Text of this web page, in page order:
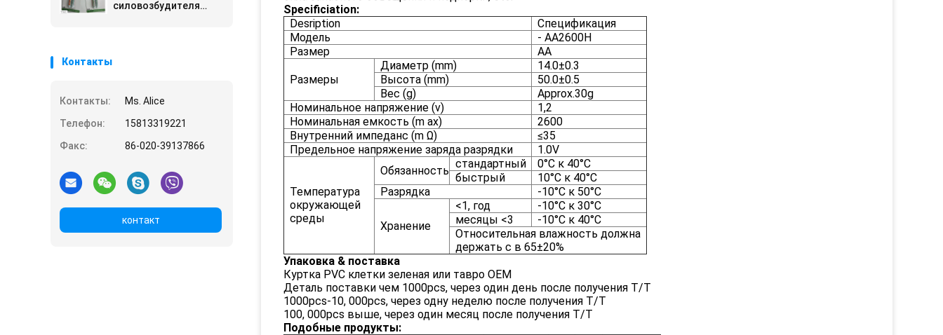
силовозбудителя
Контакты
Контакты:
Ms. Alice
Телефон:
15813319221
Факс:
86-020-39137866
контакт
Specificiation:
Desription
Спецификация
Модель
- AA2600H
Размер
AA
Размеры
Диаметр (mm)
14.0±0.3
Высота (mm)
50.0±0.5
Вес (g)
Approx.30g
Номинальное напряжение (v)
1,2
Номинальная емкость (m ах)
2600
Внутренний импеданс (m Ω)
≤35
Предельное напряжение заряда разрядки
1.0V
Температура
окружающей
среды
Обязанность
стандартный
0°C к 40°C
быстрый
10°C к 40°C
Разрядка
-10°C к 50°C
Хранение
<1, год
-10°C к 30°C
месяцы <3
-10°C к 40°C
Относительная влажность должна
держать с в 65±20%
Упаковка & поставка
Куртка PVC клетки зеленая или тавро OEM
Деталь поставки чем 1000pcs, через один день после получения T/T
1000pcs-10, 000pcs, через одну неделю после получения T/T
100, 000pcs выше, через один месяц после получения T/T
Подобные продукты: